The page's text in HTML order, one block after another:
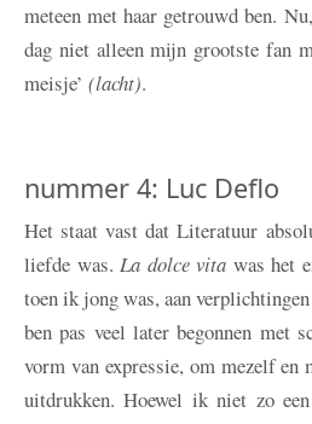
meteen met haar getrouwd ben.
dag niet alleen mijn grootste fan
meisje’ (lacht).
nummer 4: Luc Deflo
Het staat vast dat Literatuur
liefde was. La dolce vita was het
toen ik jong was, aan
ben pas veel later begonnen met
vorm van expressie, om mezelf
uitdrukken. Hoewel ik niet zo